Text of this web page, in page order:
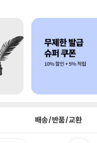
배송/반품/교환